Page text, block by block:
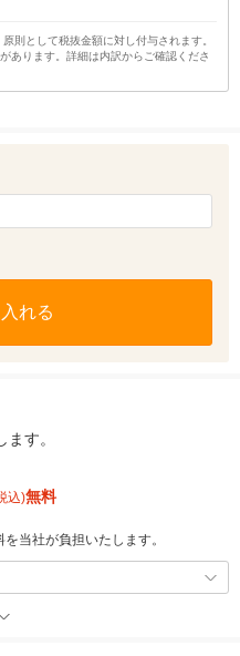
則として税抜金額に対し付与されます。
あります。詳細は内訳からご確認くださ
れる
す。
込)無料
当社が負担いたします。